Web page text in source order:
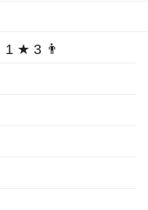
1 ★ 3 👨